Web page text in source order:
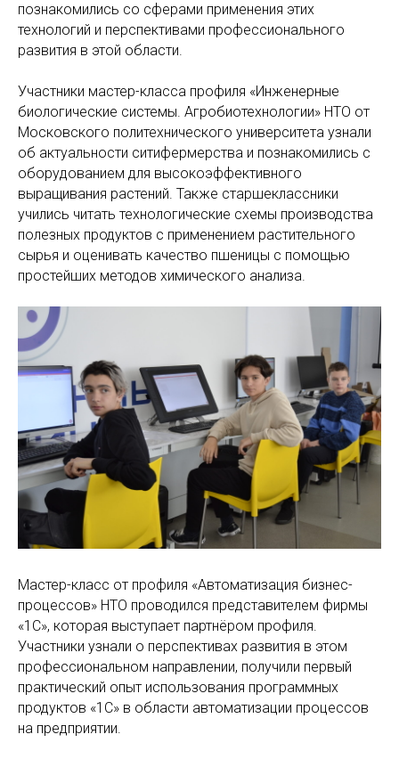
познакомились со сферами применения этих
технологий и перспективами профессионального
развития в этой области.
Участники мастер-класса профиля «Инженерные
биологические системы. Агробиотехнологии» НТО от
Московского политехнического университета узнали
об актуальности ситифермерства и познакомились с
оборудованием для высокоэффективного
выращивания растений. Также старшеклассники
учились читать технологические схемы производства
полезных продуктов с применением растительного
сырья и оценивать качество пшеницы с помощью
простейших методов химического анализа.
Мастер-класс от профиля «Автоматизация бизнес-
процессов» НТО проводился представителем фирмы
«1С», которая выступает партнёром профиля.
Участники узнали о перспективах развития в этом
профессиональном направлении, получили первый
практический опыт использования программных
продуктов «1С» в области автоматизации процессов
на предприятии.